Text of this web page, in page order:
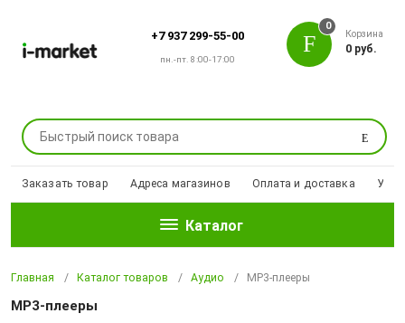
+7 937 299-55-00
пн.-пт. 8:00-17:00
Поиск
0
Корзина
0 руб.
Заказать товар Адреса магазинов Оплата и доставка
Каталог
Главная Каталог товаров Аудио МP3-плееры
МP3-плееры